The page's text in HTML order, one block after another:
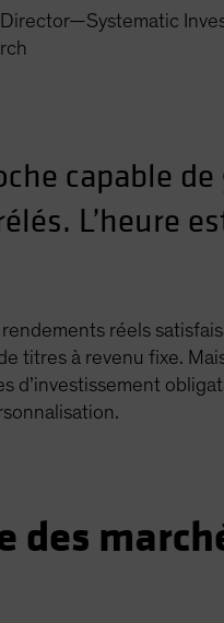
Director—Systematic
capable de
L’heure
réels
titres à revenu fixe.
d’investissement
des